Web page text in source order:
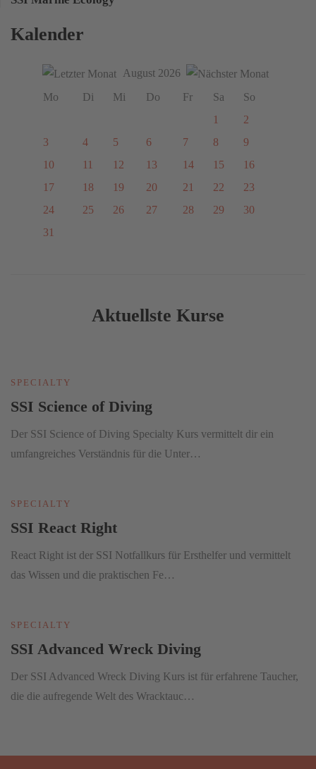
Kalender
August 2026
Mo
Di Mi Do Fr Sa
So
1
2
3
4 5 6 7 8
9
10
11 12 13 14 15
16
17
18 19 20 21 22
23
24
25 26 27 28 29
30
31
Aktuellste Kurse
SPECIALTY
SSI Science of Diving
Der SSI Science of Diving Specialty Kurs vermittelt dir ein
umfangreiches Verständnis für die Unter…
SPECIALTY
SSI React Right
React Right ist der SSI Notfallkurs für Ersthelfer und vermittelt
das Wissen und die praktischen Fe…
SPECIALTY
SSI Advanced Wreck Diving
Der SSI Advanced Wreck Diving Kurs ist für erfahrene Taucher,
die die aufregende Welt des Wracktauc…